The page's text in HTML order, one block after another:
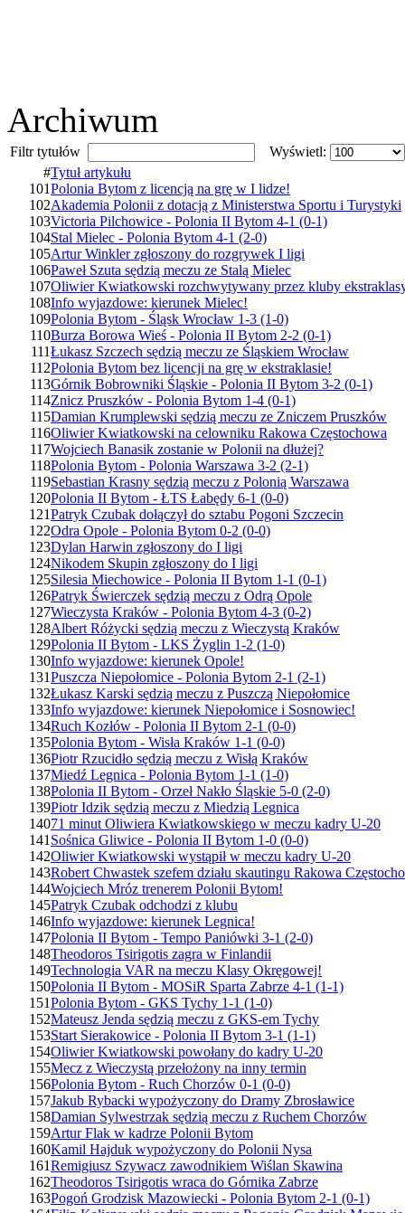
Archiwum
Filtr tytułów
Wyświetl:
#Tytuł artykułu
101Polonia Bytom z licencją na grę w I lidze!
102Akademia Polonii z dotacją z Ministerstwa Sportu i Turystyki
103Victoria Pilchowice - Polonia II Bytom 4-1 (0-1)
104Stal Mielec - Polonia Bytom 4-1 (2-0)
105Artur Winkler zgłoszony do rozgrywek I ligi
106Paweł Szuta sędzią meczu ze Stalą Mielec
107Oliwier Kwiatkowski rozchwytywany przez kluby
108Info wyjazdowe: kierunek Mielec!
109Polonia Bytom - Śląsk Wrocław 1-3 (1-0)
110Burza Borowa Wieś - Polonia II Bytom 2-2 (0-1)
111Łukasz Szczech sędzią meczu ze Śląskiem Wrocław
112Polonia Bytom bez licencji na grę w ekstraklasie!
113Górnik Bobrowniki Śląskie - Polonia II Bytom 3-2 (0-1)
114Znicz Pruszków - Polonia Bytom 1-4 (0-1)
115Damian Krumplewski sędzią meczu ze Zniczem Pruszków
116Oliwier Kwiatkowski na celowniku Rakowa Częstochowa
117Wojciech Banasik zostanie w Polonii na dłużej?
118Polonia Bytom - Polonia Warszawa 3-2 (2-1)
119Sebastian Krasny sędzią meczu z Polonią Warszawa
120Polonia II Bytom - ŁTS Łabędy 6-1 (0-0)
121Patryk Czubak dołączył do sztabu Pogoni Szczecin
122Odra Opole - Polonia Bytom 0-2 (0-0)
123Dylan Harwin zgłoszony do I ligi
124Nikodem Skupin zgłoszony do I ligi
125Silesia Miechowice - Polonia II Bytom 1-1 (0-1)
126Patryk Świerczek sędzią meczu z Odrą Opole
127Wieczysta Kraków - Polonia Bytom 4-3 (0-2)
128Albert Różycki sędzią meczu z Wieczystą Kraków
129Polonia II Bytom - LKS Żyglin 1-2 (1-0)
130Info wyjazdowe: kierunek Opole!
131Puszcza Niepołomice - Polonia Bytom 2-1 (2-1)
132Łukasz Karski sędzią meczu z Puszczą Niepołomice
133Info wyjazdowe: kierunek Niepołomice i Sosnowiec!
134Ruch Kozłów - Polonia II Bytom 2-1 (0-0)
135Polonia Bytom - Wisła Kraków 1-1 (0-0)
136Piotr Rzucidło sędzią meczu z Wisłą Kraków
137Miedź Legnica - Polonia Bytom 1-1 (1-0)
138Polonia II Bytom - Orzeł Nakło Śląskie 5-0 (2-0)
139Piotr Idzik sędzią meczu z Miedzią Legnica
14071 minut Oliwiera Kwiatkowskiego w meczu kadry U-20
141 Sośnica Gliwice - Polonia II Bytom 1-0 (0-0)
142Oliwier Kwiatkowski wystąpił w meczu kadry U-20
143Robert Chwastek szefem działu skautingu Rakowa
144Wojciech Mróz trenerem Polonii Bytom!
145Patryk Czubak odchodzi z klubu
146Info wyjazdowe: kierunek Legnica!
147Polonia II Bytom - Tempo Paniówki 3-1 (2-0)
148Theodoros Tsirigotis zagra w Finlandii
149Technologia VAR na meczu Klasy Okręgowej!
150Polonia II Bytom - MOSiR Sparta Zabrze 4-1 (1-1)
151Polonia Bytom - GKS Tychy 1-1 (1-0)
152Mateusz Jenda sędzią meczu z GKS-em Tychy
153Start Sierakowice - Polonia II Bytom 3-1 (1-1)
154Oliwier Kwiatkowski powołany do kadry U-20
155Mecz z Wieczystą przełożony na inny termin
156Polonia Bytom - Ruch Chorzów 0-1 (0-0)
157Jakub Rybacki wypożyczony do Dramy Zbrosławice
158Damian Sylwestrzak sędzią meczu z Ruchem Chorzów
159Artur Flak w kadrze Polonii Bytom
160Kamil Hajduk wypożyczony do Polonii Nysa
161Remigiusz Szywacz zawodnikiem Wiślan Skawina
162Theodoros Tsirigotis wraca do Górnika Zabrze
163Pogoń Grodzisk Mazowiecki - Polonia Bytom 2-1 (0-1)